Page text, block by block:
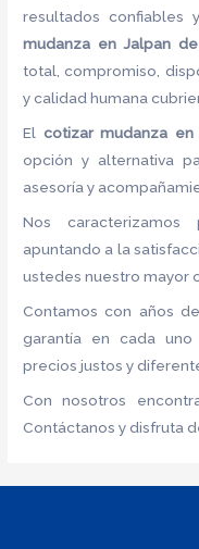
resultados confiables
mudanza en Jalpan
total, compromiso,
y calidad humana
El cotizar mudanza en
opción y alternativa
asesoría y
Nos
apuntando a la
ustedes nuestro mayor
Contamos con años
garantía en cada uno
precios justos y
Con nosotros
Contáctanos y disfruta